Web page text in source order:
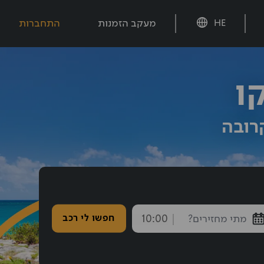
HE מעקב הזמנות התחברות
endTime
נבחרה: 10:00
חפשו לי רכב